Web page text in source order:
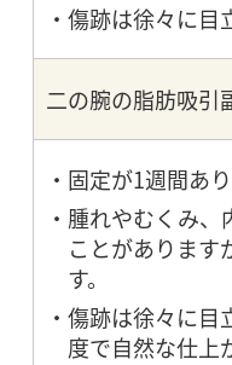
傷跡は徐々に目
二の腕の脂肪吸引
固定が1週間あり
腫れやむくみ、
ことがあります
す。
傷跡は徐々に目
度で自然な仕上